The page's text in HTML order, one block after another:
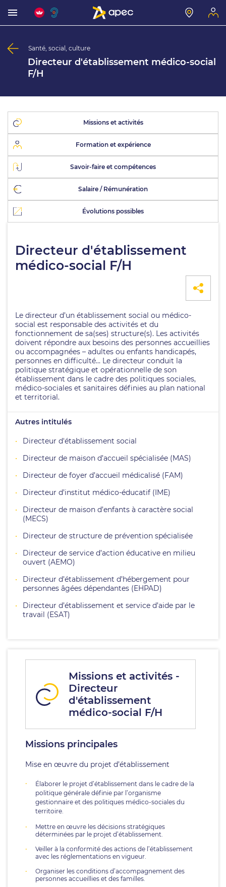
Santé, social, culture
Directeur d'établissement médico-social
F/H
Missions et activités
Formation et expérience
Savoir-faire et compétences
Salaire / Rémunération
Évolutions possibles
Directeur d'établissement
médico-social F/H
Le directeur d’un établissement social ou médico-
social est responsable des activités et du
fonctionnement de sa(ses) structure(s). Les activités
doivent répondre aux besoins des personnes accueillies
ou accompagnées – adultes ou enfants handicapés,
personnes en difficulté… Le directeur conduit la
politique stratégique et opérationnelle de son
établissement dans le cadre des politiques sociales,
médico-sociales et sanitaires définies au plan national
et territorial.
Autres intitulés
Directeur d'établissement social
Directeur de maison d’accueil spécialisée (MAS)
Directeur de foyer d’accueil médicalisé (FAM)
Directeur d’institut médico-éducatif (IME)
Directeur de maison d’enfants à caractère social
(MECS)
Directeur de structure de prévention spécialisée
Directeur de service d’action éducative en milieu
ouvert (AEMO)
Directeur d’établissement d’hébergement pour
personnes âgées dépendantes (EHPAD)
Directeur d’établissement et service d’aide par le
travail (ESAT)
Missions et activités -
Directeur
d'établissement
médico-social F/H
Missions principales
Mise en œuvre du projet d’établissement
Élaborer le projet d’établissement dans le cadre de la
politique générale définie par l’organisme
gestionnaire et des politiques médico-sociales du
territoire.
Mettre en œuvre les décisions stratégiques
déterminées par le projet d’établissement.
Veiller à la conformité des actions de l’établissement
avec les réglementations en vigueur.
Organiser les conditions d’accompagnement des
personnes accueillies et des familles.